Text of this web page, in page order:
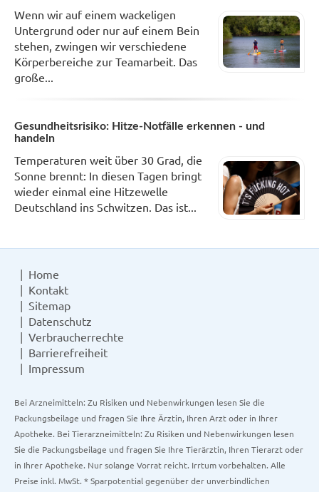
Wenn wir auf einem wackeligen
Untergrund oder nur auf einem Bein
stehen, zwingen wir verschiedene
Körperbereiche zur Teamarbeit. Das
große...
Gesundheitsrisiko: Hitze-Notfälle erkennen - und
handeln
Temperaturen weit über 30 Grad, die
Sonne brennt: In diesen Tagen bringt
wieder einmal eine Hitzewelle
Deutschland ins Schwitzen. Das ist...
Home
Kontakt
Sitemap
Datenschutz
Verbraucherrechte
Barrierefreiheit
Impressum
Bei Arzneimitteln: Zu Risiken und Nebenwirkungen lesen Sie die
Packungsbeilage und fragen Sie Ihre Ärztin, Ihren Arzt oder in Ihrer
Apotheke. Bei Tierarzneimitteln: Zu Risiken und Nebenwirkungen lesen
Sie die Packungsbeilage und fragen Sie Ihre Tierärztin, Ihren Tierarzt oder
in Ihrer Apotheke. Nur solange Vorrat reicht. Irrtum vorbehalten. Alle
Preise inkl. MwSt. * Sparpotential gegenüber der unverbindlichen